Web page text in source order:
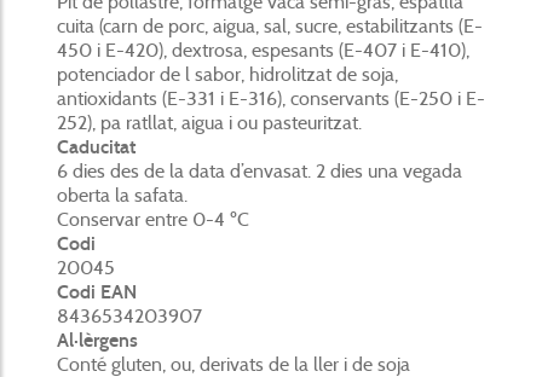
cuita (carn de porc, aigua, sal, sucre, estabilitzants (E-
450 i E-420), dextrosa, espesants (E-407 i E-410),
potenciador de l sabor, hidrolitzat de soja,
antioxidants (E-331 i E-316), conservants (E-250 i E-
252), pa ratllat, aigua i ou pasteuritzat.
Caducitat
6 dies des de la data d’envasat. 2 dies una vegada
oberta la safata.
Conservar entre 0-4 ºC
Codi
20045
Codi EAN
8436534203907
Al·lèrgens
Conté gluten, ou, derivats de la ller i de soja